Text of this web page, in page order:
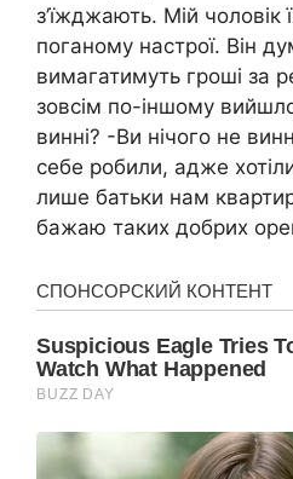
з’їжджають. Мій чоловік
поганому настрої. Він
вимагатимуть гроші за
зовсім по-іншому
винні? -Ви нічого не
себе робили, адже
лише батьки нам
бажаю таких добрих